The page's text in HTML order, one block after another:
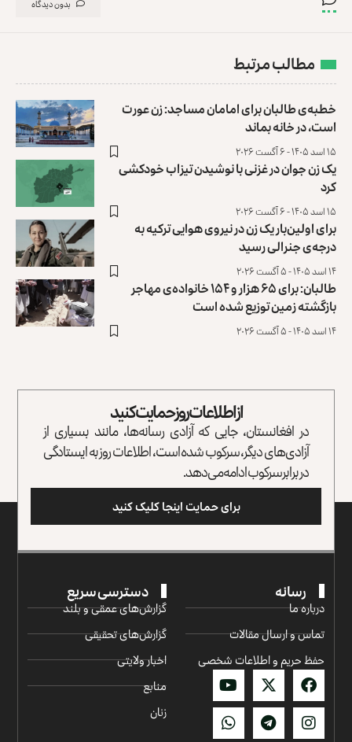
بدون دیدگاه
مطالب مرتبط
خطبه‌ی طالبان برای امامان مساجد: زن عورت
است، در خانه بماند
۱۵ اسد ۱۴۰۵ - ۶ آگست ۲۰۲۶
یک زن جوان در غزنی با نوشیدن تیزاب خودکشی
کرد
۱۵ اسد ۱۴۰۵ - ۶ آگست ۲۰۲۶
برای اولین‌بار یک زن در نیروی هوایی ترکیه به
درجه‌ی جنرالی رسید
۱۴ اسد ۱۴۰۵ - ۵ آگست ۲۰۲۶
طالبان: برای ۶۵ هزار و ۱۵۴ خانواده‌ی مهاجر
بازگشته زمین توزیع ‏شده است
۱۴ اسد ۱۴۰۵ - ۵ آگست ۲۰۲۶
از اطلاعات روز حمایت کنید
در افغانستان، جایی که آزادی رسانه‌ها، مانند بسیاری از
آزادی‌های دیگر، سرکوب شده است، اطلاعات روز به ایستادگی
در برابر سرکوب ادامه می‌دهد.
برای حمایت اینجا کلیک کنید
رسانه
درباره ما
تماس و ارسال مقالات
حفظ حریم و اطلاعات شخصی
دسترسی سریع
گزارش‌‌های عمقی و بلند
گزارش‌های تحقیقی
اخبار ولایتی
منابع
زنان